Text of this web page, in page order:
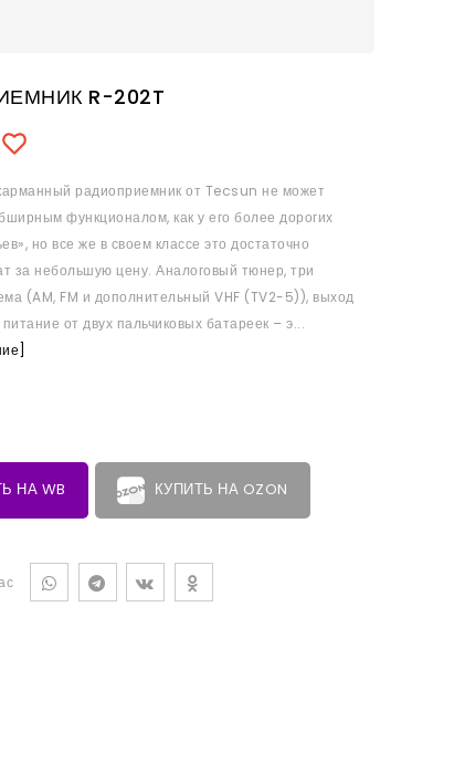
R-202T
радиоприемник от Tecsun не может
функционалом, как у его более дорогих
но все же в своем классе это достаточно
за небольшую цену. Аналоговый тюнер, три
(AM, FM и дополнительный VHF (TV2-5)), выход
от двух пальчиковых батареек – э...
НА WB КУПИТЬ НА OZON